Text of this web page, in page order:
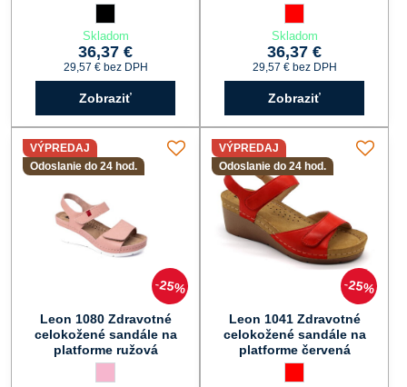
Skladom
36,37 €
29,57 € bez DPH
Zobraziť
Skladom
36,37 €
29,57 € bez DPH
Zobraziť
25%
VÝPREDAJ
Odoslanie do 24 hod.
Leon 1080 Zdravotné
celokožené sandále na
platforme ružová
25%
VÝPREDAJ
Odoslanie do 24 hod.
Leon 1041 Zdravotné
celokožené sandále na
platforme červená